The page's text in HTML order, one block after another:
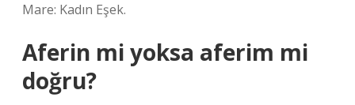
Mare: Kadın Eşek.
Aferin mi yoksa aferim mi
doğru?